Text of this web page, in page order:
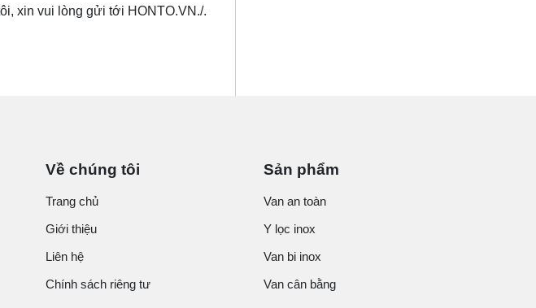
xin vui lòng gửi tới HONTO.VN ./.
Về chúng tôi
Trang chủ
Giới thiệu
Liên hệ
Chính sách riêng tư
Sản phẩm
Van an toàn
Y lọc inox
Van bi inox
Van cân bằng